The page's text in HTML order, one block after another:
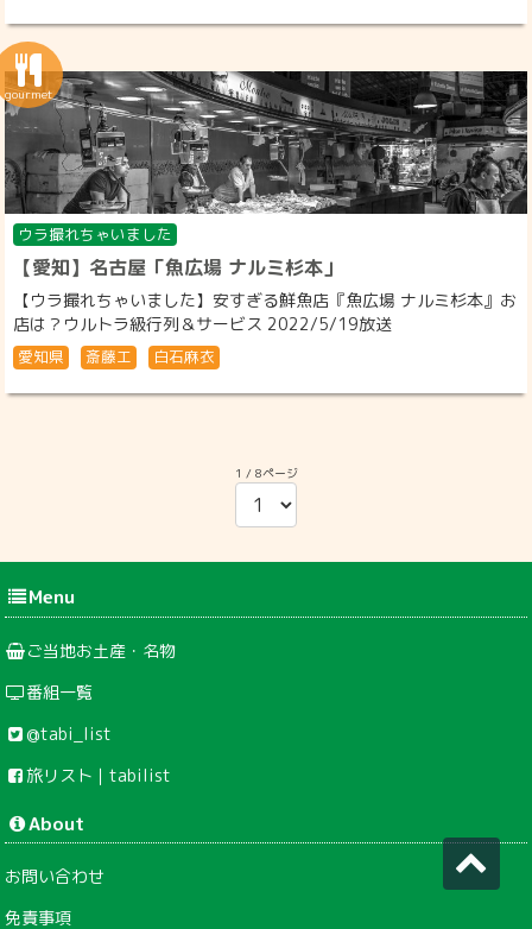
ウラ撮れちゃいました
【愛知】名古屋「魚広場 ナルミ杉本」
【ウラ撮れちゃいました】安すぎる鮮魚店『魚広場 ナルミ杉本』お
店は？ウルトラ級行列＆サービス 2022/5/19放送
愛知県 斎藤工 白石麻衣
1 / 8ページ
Menu
ご当地お土産・名物
番組一覧
@tabi_list
旅リスト｜tabilist
About
お問い合わせ
免責事項